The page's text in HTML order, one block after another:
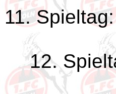
11.
12.